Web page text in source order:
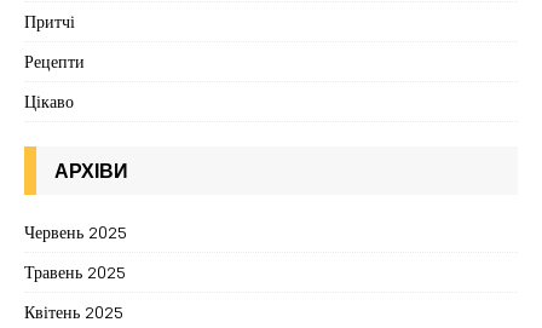
Притчі
Рецепти
Цікаво
АРХІВИ
Червень 2025
Травень 2025
Квітень 2025